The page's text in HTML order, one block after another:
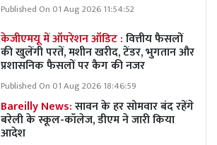
Published On 01 Aug 2026 11:54:52
केजीएमयू में ऑपरेशन ऑडिट :वित्तीय फैसलों
की खुलेंगी परतें, मशीन खरीद, टेंडर, भुगतान और
प्रशासनिक फैसलों पर कैग की नजर
Published On 01 Aug 2026 18:46:59
Bareilly News:सावन के हर सोमवार बंद रहेंगे
बरेली के स्कूल-कॉलेज, डीएम ने जारी किया
आदेश